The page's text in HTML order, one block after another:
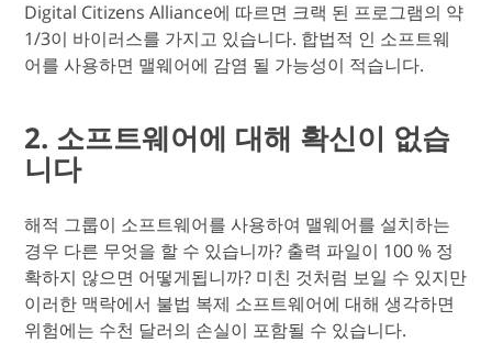
Digital Citizens Alliance에 따르면 크랙 된 프로그램의 약
1/3이 바이러스를 가지고 있습니다. 합법적 인 소프트웨
어를 사용하면 맬웨어에 감염 될 가능성이 적습니다.
2. 소프트웨어에 대해 확신이 없습
니다
해적 그룹이 소프트웨어를 사용하여 맬웨어를 설치하는
경우 다른 무엇을 할 수 있습니까? 출력 파일이 100 % 정
확하지 않으면 어떻게됩니까? 미친 것처럼 보일 수 있지만
이러한 맥락에서 불법 복제 소프트웨어에 대해 생각하면
위험에는 수천 달러의 손실이 포함될 수 있습니다.